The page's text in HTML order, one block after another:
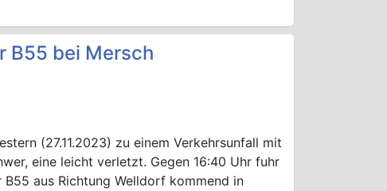
B55 bei Mersch
(27.11.2023) zu einem Verkehrsunfall mit
eine leicht verletzt. Gegen 16:40 Uhr fuhr
aus Richtung Welldorf kommend in